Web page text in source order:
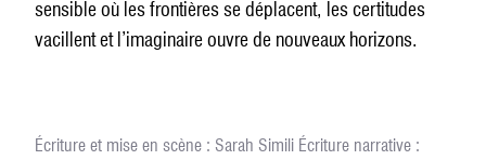
sensible où les frontières se déplacent, les certitudes
vacillent et l’imaginaire ouvre de nouveaux horizons.
Écriture et mise en scène : Sarah Simili Écriture narrative :